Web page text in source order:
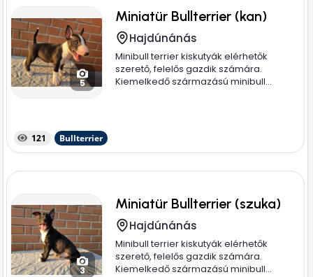
5
Miniatür Bullterrier (kan)
Hajdúnánás
Minibull terrier kiskutyák elérhetők
szerető, felelős gazdik számára.
Kiemelkedő származású minibull...
121 Bullterrier
3
Miniatür Bullterrier (szuka)
Hajdúnánás
Minibull terrier kiskutyák elérhetők
szerető, felelős gazdik számára.
Kiemelkedő származású minibull...